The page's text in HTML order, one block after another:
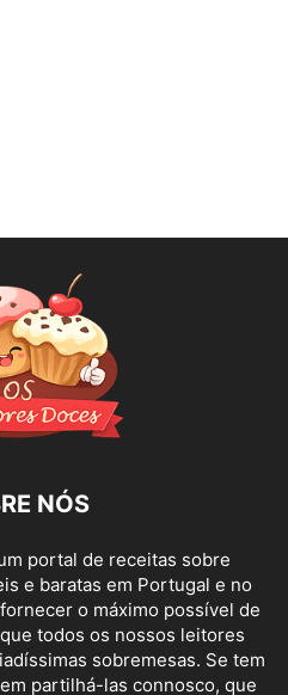
NÓS
portal de receitas sobre
e baratas em Portugal e no
o máximo possível de
todos os nossos leitores
sobremesas. Se tem
partilhá-las connosco, que